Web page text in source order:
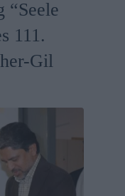
“Seele
111.
Gil